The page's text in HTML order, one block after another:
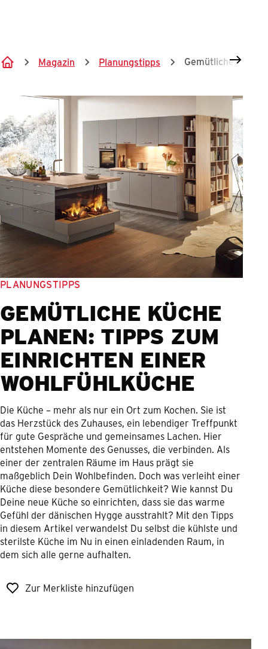
Magazin Planungstipps Gemütliche Küche
PLANUNGSTIPPS
GEMÜTLICHE KÜCHE
PLANEN: TIPPS ZUM
EINRICHTEN EINER
WOHLFÜHLKÜCHE
Die Küche – mehr als nur ein Ort zum Kochen. Sie ist
das Herzstück des Zuhauses, ein lebendiger Treffpunkt
für gute Gespräche und gemeinsames Lachen. Hier
entstehen Momente des Genusses, die verbinden. Als
einer der zentralen Räume im Haus prägt sie
maßgeblich Dein Wohlbefinden. Doch was verleiht einer
Küche diese besondere Gemütlichkeit? Wie kannst Du
Deine neue Küche so einrichten, dass sie das warme
Gefühl der dänischen Hygge ausstrahlt? Mit den Tipps
in diesem Artikel verwandelst Du selbst die kühlste und
sterilste Küche im Nu in einen einladenden Raum, in
dem sich alle gerne aufhalten.
Zur Merkliste hinzufügen